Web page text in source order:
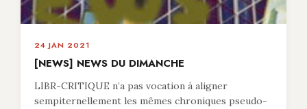
24 JAN 2021
[NEWS] NEWS DU DIMANCHE
LIBR-CRITIQUE n’a pas vocation à aligner
sempiternellement les mêmes chroniques pseudo-